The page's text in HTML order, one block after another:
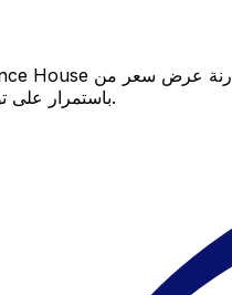
باستمرار على توسيع بياناتنا لتقديم المزيد من الأسعار.